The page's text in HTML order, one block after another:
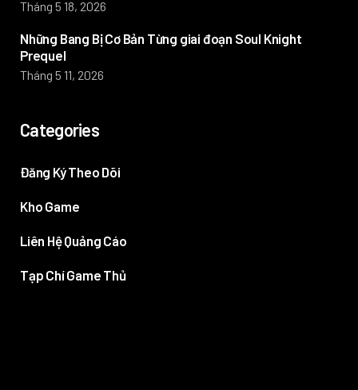
Tháng 5 18, 2026
Những Bang Bị Cơ Bản Từng giai đoạn Soul Knight
Prequel
Tháng 5 11, 2026
Categories
Đăng Ký Theo Dõi
Kho Game
Liên Hệ Quảng Cáo
Tạp Chí Game Thủ